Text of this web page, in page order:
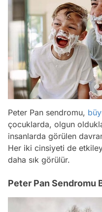
Peter Pan sendromu,
çocuklarda, olgun
insanlarda görülen
Her iki cinsiyeti de
daha sık görülür.
Peter Pan Sendromu